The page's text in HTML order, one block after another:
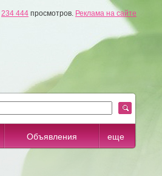
234 444 просмотров. Реклама на сайте
Объявления еще